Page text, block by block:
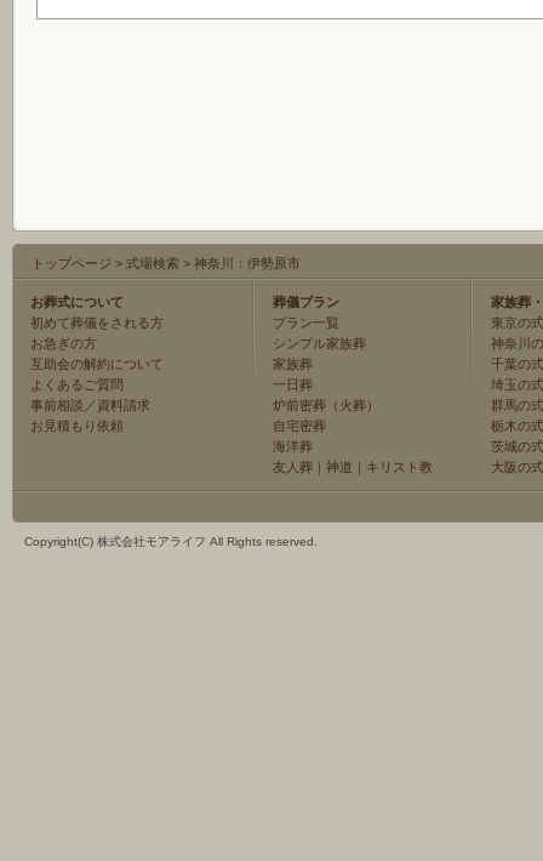
トップページ > 式場検索 > 神奈川：伊勢原市
お葬式について
初めて葬儀をされる方
お急ぎの方
互助会の解約について
よくあるご質問
事前相談／資料請求
お見積もり依頼
葬儀プラン
プラン一覧
シンプル家族葬
家族葬
一日葬
炉前密葬（火葬）
自宅密葬
海洋葬
友人葬 ｜ 神道 ｜ キリスト教
家族葬
東京の
神奈川
千葉の
埼玉の
群馬の
栃木の
茨城の
大阪の
Copyright(C) 株式会社モアライフ All Rights reserved.